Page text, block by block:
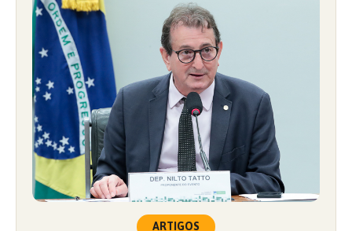
ARTIGOS